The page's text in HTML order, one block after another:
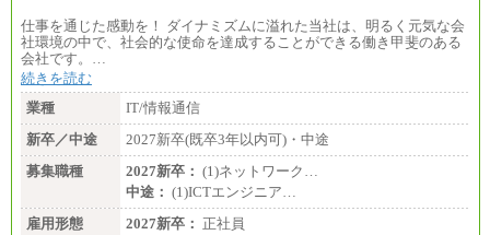
■(株)JTBデータサービス ※2027年新卒募集終了
総合職 月給186,000～194,000円＋地域手当
■I&Jデジタルイノベーション(株)
総合職 月給224,500～242,600円＋地域手当
※詳細はJTBキャリアサイトよりご確認ください。
＜有期社員コース＞
■(株)JTBビジネストランスフォーム
有期契約職 月給185,000～195,000円
※詳細はJTBキャリアサイトよりご確認ください。
仕事を通じた感動を！ ダイナミズムに溢れた当社は、明るく元気な会
社環境の中で、社会的な使命を達成することができる働き甲斐のある
会社です。…
続きを読む
業種
IT/情報通信
新卒／中途
2027新卒(既卒3年以内可)・中途
募集職種
2027新卒： (1)ネットワーク…
中途： (1)ICTエンジニア…
雇用形態
2027新卒： 正社員